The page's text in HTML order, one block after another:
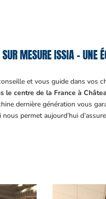
MESURE ISSIA – UNE
et vous guide dans vos
le centre de la France à
dernière génération vous
permet aujourd’hui